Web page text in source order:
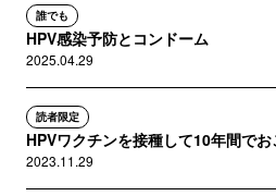
誰でも
HPV感染予防とコンドーム
2025.04.29
読者限定
HPVワクチンを接種して10年間でお
2023.11.29